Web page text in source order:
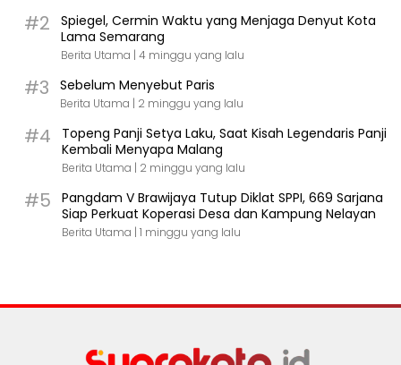
#2
Spiegel, Cermin Waktu yang Menjaga Denyut Kota
Lama Semarang
Berita Utama | 4 minggu yang lalu
#3 Sebelum Menyebut Paris
Berita Utama | 2 minggu yang lalu
#4
Topeng Panji Setya Laku, Saat Kisah Legendaris Panji
Kembali Menyapa Malang
Berita Utama | 2 minggu yang lalu
#5
Pangdam V Brawijaya Tutup Diklat SPPI, 669 Sarjana
Siap Perkuat Koperasi Desa dan Kampung Nelayan
Berita Utama | 1 minggu yang lalu